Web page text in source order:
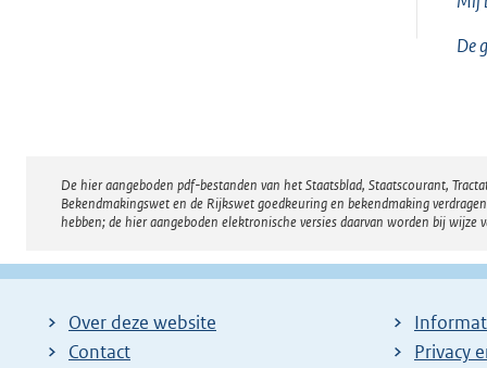
De
Disclaimer
De hier aangeboden pdf-bestanden van het Staatsblad, Staatscourant,
Bekendmakingswet en de Rijkswet goedkeuring en bekendmaking
hebben; de hier aangeboden elektronische versies daarvan worden bij wijze
Over deze website
Contact
Privacy